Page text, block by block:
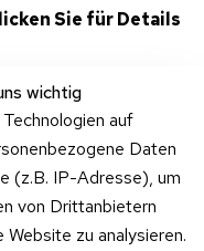
Sie für Details
wichtig
auf
Daten
(z.B. IP-Adresse), um
von Drittanbietern
zu analysieren.